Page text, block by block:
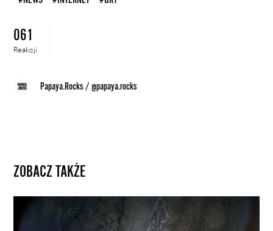
061
Reakcji
Papaya.Rocks /@papaya.rocks
ZOBACZ TAKŻE